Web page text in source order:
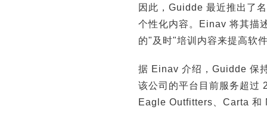
因此，Guidde 最近推出了
个性化内容。Einav 将其
的"及时"培训内容来提高软
据 Einav 介绍，Guidde 保
该公司的平台目前服务超过
Eagle Outfitters、Carta 和